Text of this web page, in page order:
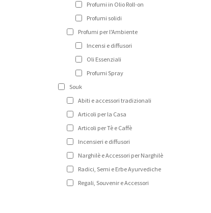
Profumi in Olio Roll-on
Profumi solidi
Profumi per l'Ambiente
Incensi e diffusori
Oli Essenziali
Profumi Spray
Souk
Abiti e accessori tradizionali
Articoli per la Casa
Articoli per Tè e Caffè
Incensieri e diffusori
Narghilè e Accessori per Narghilè
Radici, Semi e Erbe Ayurvediche
Regali, Souvenir e Accessori